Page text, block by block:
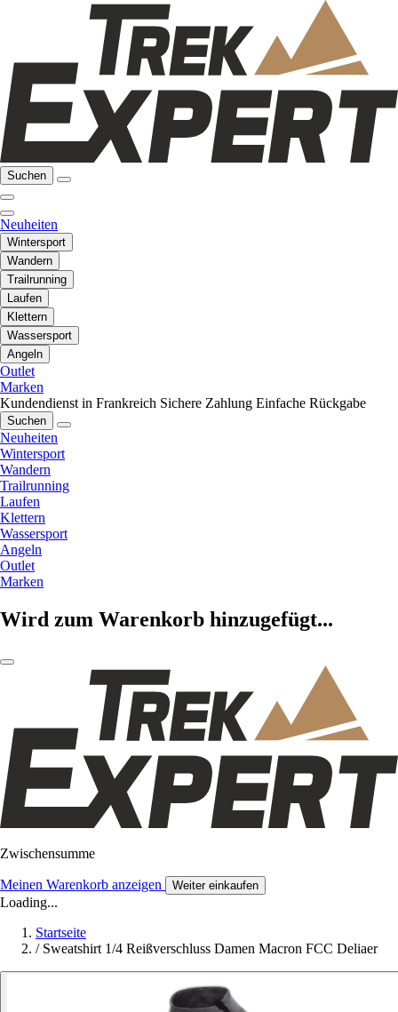
Suchen
Neuheiten
Wintersport
Wandern
Trailrunning
Laufen
Klettern
Wassersport
Angeln
Outlet
Marken
Kundendienst in Frankreich Sichere Zahlung Einfache Rückgabe
Suchen
Neuheiten
Wintersport
Wandern
Trailrunning
Laufen
Klettern
Wassersport
Angeln
Outlet
Marken
Wird zum Warenkorb hinzugefügt...
Zwischensumme
Meinen Warenkorb anzeigen Weiter einkaufen
Loading...
Startseite
/ Sweatshirt 1/4 Reißverschluss Damen Macron FCC Deliaer